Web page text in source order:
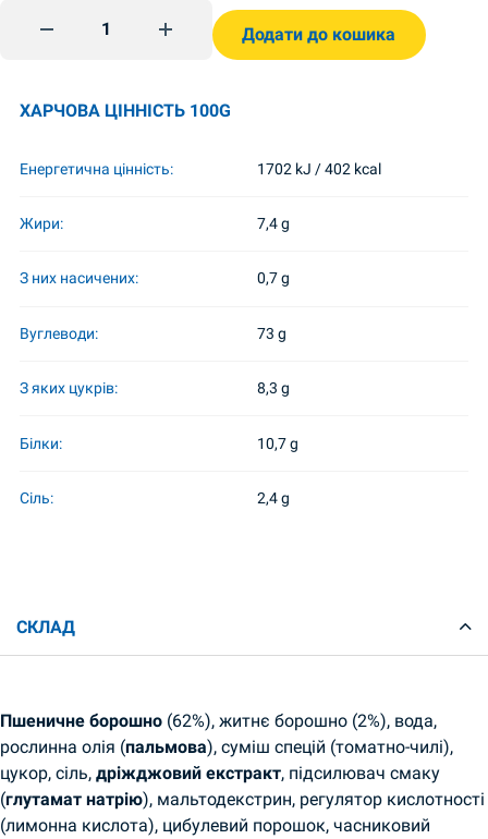
Leipätikut tomatti spisy 50g Flint quantity
Додати до кошика
ХАРЧОВА ЦІННІСТЬ 100G
Енергетична цінність: 1702 kJ / 402 kcal
Жири: 7,4 g
З них насичених: 0,7 g
Вуглеводи: 73 g
З яких цукрів: 8,3 g
Білки: 10,7 g
Сіль: 2,4 g
СКЛАД
Пшеничне борошно (62%), житнє борошно (2%), вода,
рослинна олія (пальмова), суміш спецій (томатно-чилі),
цукор, сіль, дріжджовий екстракт, підсилювач смаку
(глутамат натрію), мальтодекстрин, регулятор кислотності
(лимонна кислота), цибулевий порошок, часниковий